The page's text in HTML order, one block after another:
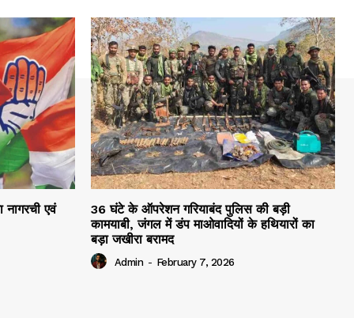
नागरची एवं
36 घंटे के ऑपरेशन गरियाबंद पुलिस की बड़ी
कामयाबी, जंगल में डंप माओवादियों के हथियारों का
बड़ा जखीरा बरामद
Admin - February 7, 2026